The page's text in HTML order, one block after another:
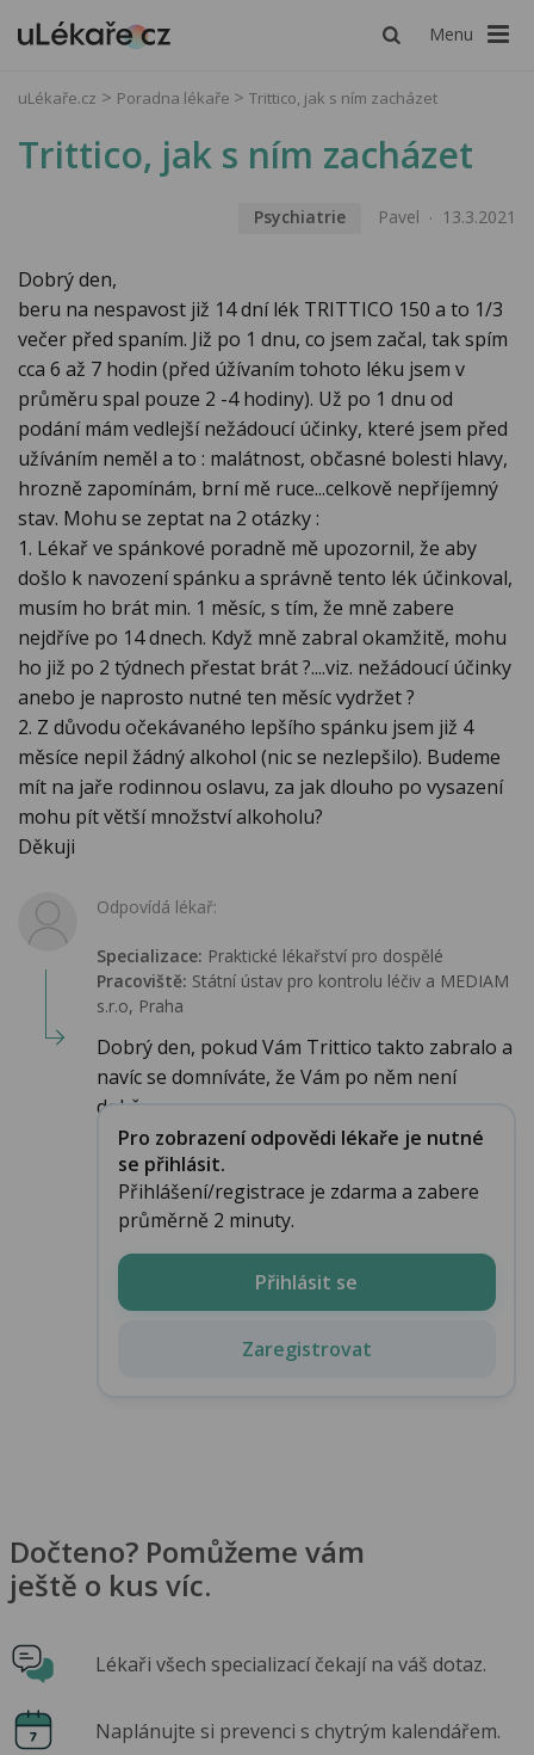
Menu
uLékaře.cz Poradna lékaře Trittico, jak s ním zacházet
Trittico, jak s ním zacházet
Psychiatrie Pavel 13.3.2021
Dobrý den,
beru na nespavost již 14 dní lék TRITTICO 150 a to 1/3
večer před spaním. Již po 1 dnu, co jsem začal, tak spím
cca 6 až 7 hodin (před úžívaním tohoto léku jsem v
průměru spal pouze 2 -4 hodiny). Už po 1 dnu od
podání mám vedlejší nežádoucí účinky, které jsem před
užíváním neměl a to : malátnost, občasné bolesti hlavy,
hrozně zapomínám, brní mě ruce...celkově nepříjemný
stav. Mohu se zeptat na 2 otázky :
1. Lékař ve spánkové poradně mě upozornil, že aby
došlo k navození spánku a správně tento lék účinkoval,
musím ho brát min. 1 měsíc, s tím, že mně zabere
nejdříve po 14 dnech. Když mně zabral okamžitě, mohu
ho již po 2 týdnech přestat brát ?....viz. nežádoucí účinky
anebo je naprosto nutné ten měsíc vydržet ?
2. Z důvodu očekávaného lepšího spánku jsem již 4
měsíce nepil žádný alkohol (nic se nezlepšilo). Budeme
mít na jaře rodinnou oslavu, za jak dlouho po vysazení
mohu pít větší množství alkoholu?
Děkuji
Odpovídá lékař:
Specializace: Praktické lékařství pro dospělé
Pracoviště: Státní ústav pro kontrolu léčiv a MEDIAM
s.r.o, Praha
Dobrý den, pokud Vám Trittico takto zabralo a
navíc se domníváte, že Vám po něm není
dobře...
Pro zobrazení odpovědi lékaře je nutné
se přihlásit.
Přihlášení/registrace je zdarma a zabere
průměrně 2 minuty.
Přihlásit se
Zaregistrovat
Dočteno? Pomůžeme vám
ještě o kus víc.
Lékaři všech specializací čekají na váš dotaz.
Naplánujte si prevenci s chytrým kalendářem.